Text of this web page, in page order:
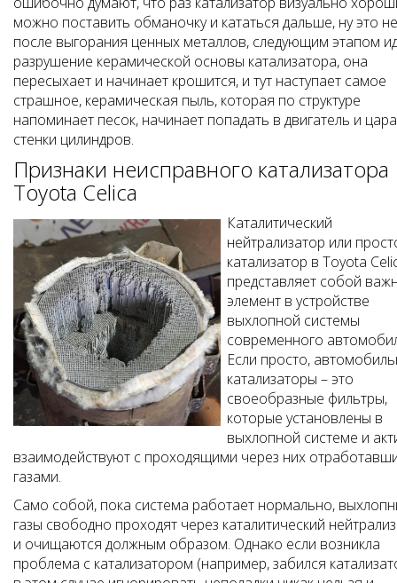
можно поставить обманочку и кататься дальше, ну это
после выгорания ценных металлов, следующим этапом
разрушение керамической основы катализатора, она
пересыхает и начинает крошится, и тут наступает самое
страшное, керамическая пыль, которая по структуре
напоминает песок, начинает попадать в двигатель и
стенки цилиндров.
Признаки неисправного катализатора
Toyota Celica
Каталитический
нейтрализатор или
катализатор в Toyota
представляет собой
элемент в устройстве
выхлопной системы
современного
Если просто,
катализаторы – это
своеобразные фильтры,
которые установлены в
выхлопной системе и
взаимодействуют с проходящими через них
газами.
Само собой, пока система работает нормально,
газы свободно проходят через каталитический
и очищаются должным образом. Однако если возникла
проблема с катализатором (например, забился